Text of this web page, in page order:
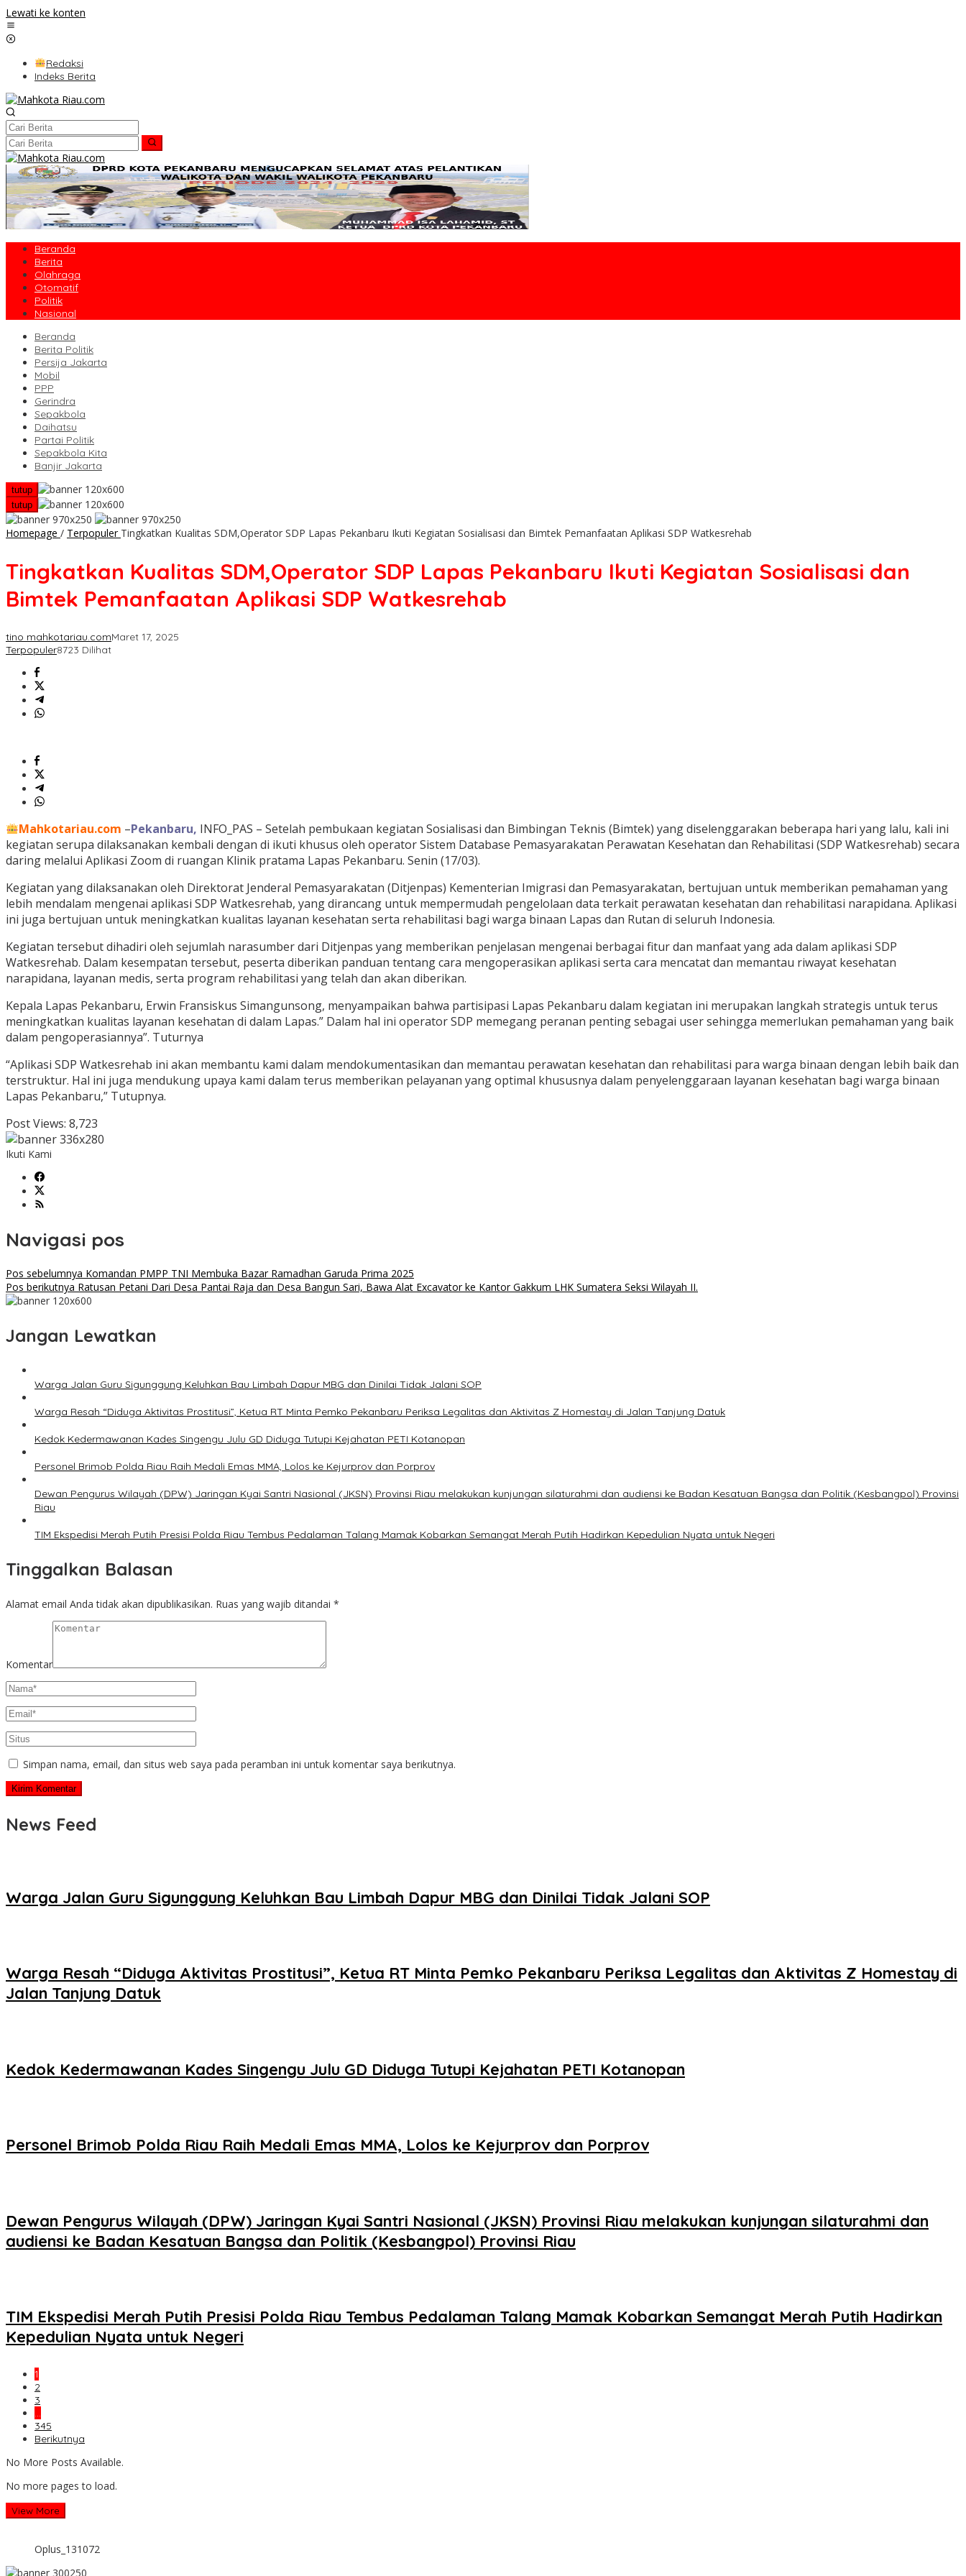
Lewati ke konten
Redaksi
Indeks Berita
Beranda
Berita
Olahraga
Otomatif
Politik
Nasional
Beranda
Berita Politik
Persija Jakarta
Mobil
PPP
Gerindra
Sepakbola
Daihatsu
Partai Politik
Sepakbola Kita
Banjir Jakarta
tutup
tutup
Homepage / Terpopuler Tingkatkan Kualitas SDM,Operator SDP Lapas Pekanbaru Ikuti Kegiatan Sosialisasi dan Bimtek Pemanfaatan Aplikasi SDP Watkesrehab
Tingkatkan Kualitas SDM,Operator SDP Lapas Pekanbaru Ikuti Kegiatan Sosialisasi dan
Bimtek Pemanfaatan Aplikasi SDP Watkesrehab
tino mahkotariau.comMaret 17, 2025
Terpopuler8723 Dilihat
Mahkotariau.com –Pekanbaru, INFO_PAS – Setelah pembukaan kegiatan Sosialisasi dan Bimbingan Teknis (Bimtek) yang diselenggarakan beberapa hari yang lalu, kali ini
kegiatan serupa dilaksanakan kembali dengan di ikuti khusus oleh operator Sistem Database Pemasyarakatan Perawatan Kesehatan dan Rehabilitasi (SDP Watkesrehab) secara
daring melalui Aplikasi Zoom di ruangan Klinik pratama Lapas Pekanbaru. Senin (17/03).
Kegiatan yang dilaksanakan oleh Direktorat Jenderal Pemasyarakatan (Ditjenpas) Kementerian Imigrasi dan Pemasyarakatan, bertujuan untuk memberikan pemahaman yang
lebih mendalam mengenai aplikasi SDP Watkesrehab, yang dirancang untuk mempermudah pengelolaan data terkait perawatan kesehatan dan rehabilitasi narapidana. Aplikasi
ini juga bertujuan untuk meningkatkan kualitas layanan kesehatan serta rehabilitasi bagi warga binaan Lapas dan Rutan di seluruh Indonesia.
Kegiatan tersebut dihadiri oleh sejumlah narasumber dari Ditjenpas yang memberikan penjelasan mengenai berbagai fitur dan manfaat yang ada dalam aplikasi SDP
Watkesrehab. Dalam kesempatan tersebut, peserta diberikan panduan tentang cara mengoperasikan aplikasi serta cara mencatat dan memantau riwayat kesehatan
narapidana, layanan medis, serta program rehabilitasi yang telah dan akan diberikan.
Kepala Lapas Pekanbaru, Erwin Fransiskus Simangunsong, menyampaikan bahwa partisipasi Lapas Pekanbaru dalam kegiatan ini merupakan langkah strategis untuk terus
meningkatkan kualitas layanan kesehatan di dalam Lapas.” Dalam hal ini operator SDP memegang peranan penting sebagai user sehingga memerlukan pemahaman yang baik
dalam pengoperasiannya”. Tuturnya
“Aplikasi SDP Watkesrehab ini akan membantu kami dalam mendokumentasikan dan memantau perawatan kesehatan dan rehabilitasi para warga binaan dengan lebih baik dan
terstruktur. Hal ini juga mendukung upaya kami dalam terus memberikan pelayanan yang optimal khususnya dalam penyelenggaraan layanan kesehatan bagi warga binaan
Lapas Pekanbaru,” Tutupnya.
Post Views: 8,723
Ikuti Kami
Navigasi pos
Pos sebelumnya Komandan PMPP TNI Membuka Bazar Ramadhan Garuda Prima 2025
Pos berikutnya Ratusan Petani Dari Desa Pantai Raja dan Desa Bangun Sari, Bawa Alat Excavator ke Kantor Gakkum LHK Sumatera Seksi Wilayah II.
Jangan Lewatkan
Warga Jalan Guru Sigunggung Keluhkan Bau Limbah Dapur MBG dan Dinilai Tidak Jalani SOP
Warga Resah “Diduga Aktivitas Prostitusi”, Ketua RT Minta Pemko Pekanbaru Periksa Legalitas dan Aktivitas Z Homestay di Jalan Tanjung Datuk
Kedok Kedermawanan Kades Singengu Julu GD Diduga Tutupi Kejahatan PETI Kotanopan
Personel Brimob Polda Riau Raih Medali Emas MMA, Lolos ke Kejurprov dan Porprov
Dewan Pengurus Wilayah (DPW) Jaringan Kyai Santri Nasional (JKSN) Provinsi Riau melakukan kunjungan silaturahmi dan audiensi ke Badan Kesatuan Bangsa dan Politik (Kesbangpol) Provinsi
Riau
TIM Ekspedisi Merah Putih Presisi Polda Riau Tembus Pedalaman Talang Mamak Kobarkan Semangat Merah Putih Hadirkan Kepedulian Nyata untuk Negeri
Tinggalkan Balasan
Alamat email Anda tidak akan dipublikasikan. Ruas yang wajib ditandai *
Komentar
Simpan nama, email, dan situs web saya pada peramban ini untuk komentar saya berikutnya.
News Feed
Warga Jalan Guru Sigunggung Keluhkan Bau Limbah Dapur MBG dan Dinilai Tidak Jalani SOP
Warga Resah “Diduga Aktivitas Prostitusi”, Ketua RT Minta Pemko Pekanbaru Periksa Legalitas dan Aktivitas Z Homestay di
Jalan Tanjung Datuk
Kedok Kedermawanan Kades Singengu Julu GD Diduga Tutupi Kejahatan PETI Kotanopan
Personel Brimob Polda Riau Raih Medali Emas MMA, Lolos ke Kejurprov dan Porprov
Dewan Pengurus Wilayah (DPW) Jaringan Kyai Santri Nasional (JKSN) Provinsi Riau melakukan kunjungan silaturahmi dan
audiensi ke Badan Kesatuan Bangsa dan Politik (Kesbangpol) Provinsi Riau
TIM Ekspedisi Merah Putih Presisi Polda Riau Tembus Pedalaman Talang Mamak Kobarkan Semangat Merah Putih Hadirkan
Kepedulian Nyata untuk Negeri
1
2
3
…
345
Berikutnya
No More Posts Available.
No more pages to load.
View More
Oplus_131072